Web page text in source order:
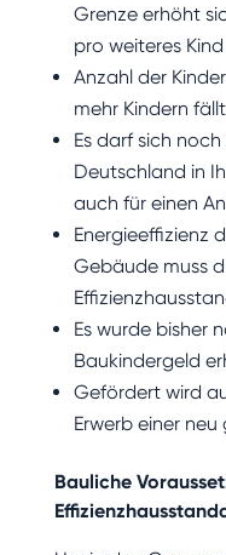
Grenze erhöht
pro weiteres
Anzahl der
mehr Kindern
Es darf sich
Deutschland in
auch für einen
Energieeffizienz
Gebäude muss
Es wurde bisher
Baukindergeld
Gefördert wird
Erwerb einer
Bauliche